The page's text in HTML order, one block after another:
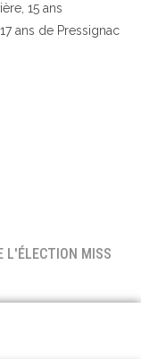
15 ans
ans de Pressignac
L'ÉLECTION MISS